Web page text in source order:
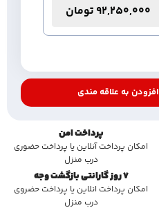
92,250,000 تومان
افزودن به علاقه مندی
پرداخت امن
امکان پرداخت آنلاین یا پرداخت حضوری
درب منزل
7 روز گارانتی بازگشت وجه
امکان پرداخت انلاین یا پرداخت حضروی
درب منزل